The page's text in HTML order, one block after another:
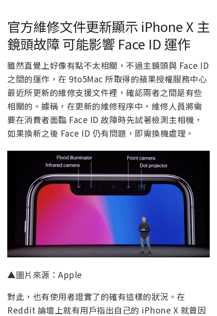
官方維修文件更新顯示 iPhone X 主
鏡頭故障 可能影響 Face ID 運作
雖然直覺上好像有點不太相關，不過主鏡頭與 Face ID
之間的運作，在 9to5Mac 所取得的蘋果授權服務中心
最近所更新的維修支援文件裡，確認兩者之間是有些
相關的。據稱，在更新的維修程序中，維修人員將需
要在消費者面臨 Face ID 故障時先試著檢測主相機，
如果換新之後 Face ID 仍有問題，即需換機處理。
▲圖片來源：Apple
對此，也有使用者證實了的確有這樣的狀況。在
Reddit 論壇上就有用戶指出自己的 iPhone X 就曾因